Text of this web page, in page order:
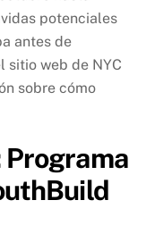
potenciales
antes de
sitio web de NYC
sobre cómo